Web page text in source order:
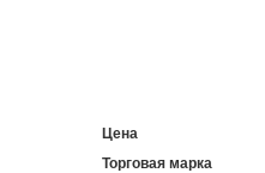
Цена
Торговая марка